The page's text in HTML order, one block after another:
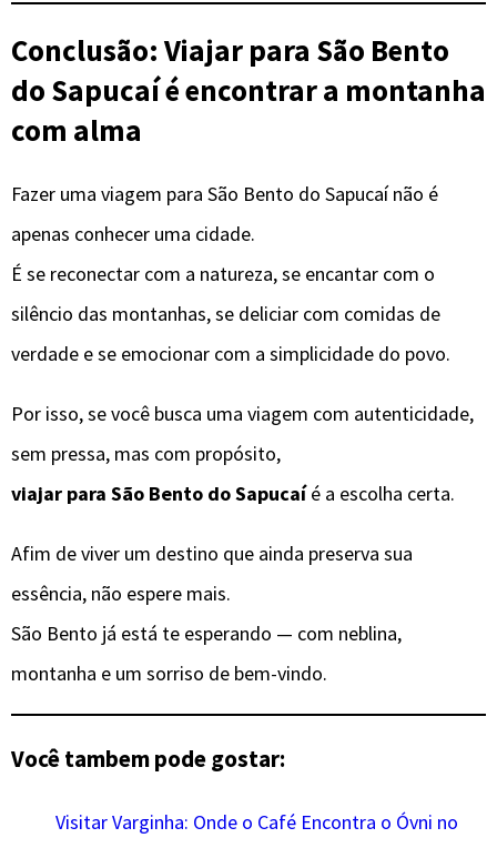
Conclusão: Viajar para São Bento
do Sapucaí é encontrar a montanha
com alma
Fazer uma viagem para São Bento do Sapucaí não é
apenas conhecer uma cidade.
É se reconectar com a natureza, se encantar com o
silêncio das montanhas, se deliciar com comidas de
verdade e se emocionar com a simplicidade do povo.
Por isso, se você busca uma viagem com autenticidade,
sem pressa, mas com propósito,
viajar para São Bento do Sapucaíé a escolha certa.
Afim de viver um destino que ainda preserva sua
essência, não espere mais.
São Bento já está te esperando — com neblina,
montanha e um sorriso de bem-vindo.
Você tambem pode gostar:
Visitar Varginha: Onde o Café Encontra o Óvni no